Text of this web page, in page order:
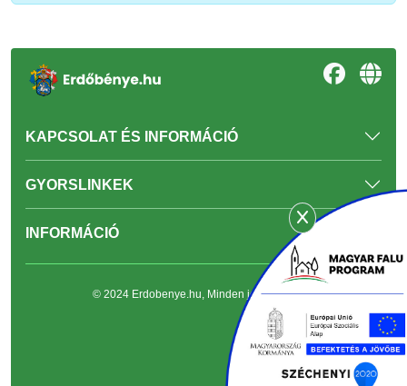
KAPCSOLAT ÉS INFORMÁCIÓ
GYORSLINKEK
INFORMÁCIÓ
© 2024 Erdobenye.hu, Minden jog fenntartva